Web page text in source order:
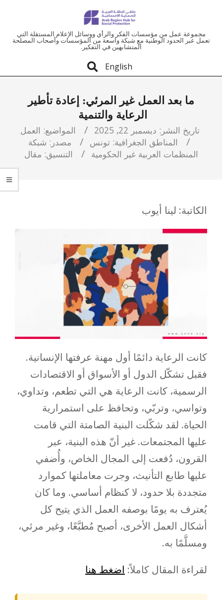
ملتقى
العربية
للحماية
الاجتماعية
مجموعة عمل من مؤسسات الفكر والرأي ووسائل الإعلام المستقلة التي
تعمل عبر الحدود الوطنية مع شبكة واسعة من المؤسسات وأصحاب المصلحة
المتشابهين في التفكير.
English
ما بعد العمل غير المرئي: إعادة تأطير
الرعاية والتنمية
تاريخ النشر: ديسمبر 22, 2025 المواضيع: العمل
المناطق الجغرافية: تونس مصدر: شبكة
المنظمات العربية غير الحكومية
التنسيق: مقال
الكاتبة: لينا أيوب
كانت الرعاية دائمًا أول مهنة عرفتها الإنسانية.
فقبل تشكّل الدول أو الأسواق أو الاقتصادات
الرسمية، كانت الرعاية هي التي تطعم، وتداوي،
وتواسي، وتربّي، وتحافظ على استمرارية
الحياة. لقد شكّلت البنية الصامتة التي قامت
عليها المجتمعات. غير أنّ هذه البنية، عبر
القرون، دُفعت إلى المجال الخاص، وأُضفي
عليها طابع التأنيث، وجرت معاملتها كموارد
متجددة بلا حدود، لا كنظام أساسي. وما كان
يُعترف به يومًا بوصفه العمل الذي يتيح كل
أشكال العمل الأخرى، أصبح مُطبَّعًا، وغير مرئي،
ومسلَّمًا به.
لقراءة المقال كاملاً: اضغط هنا